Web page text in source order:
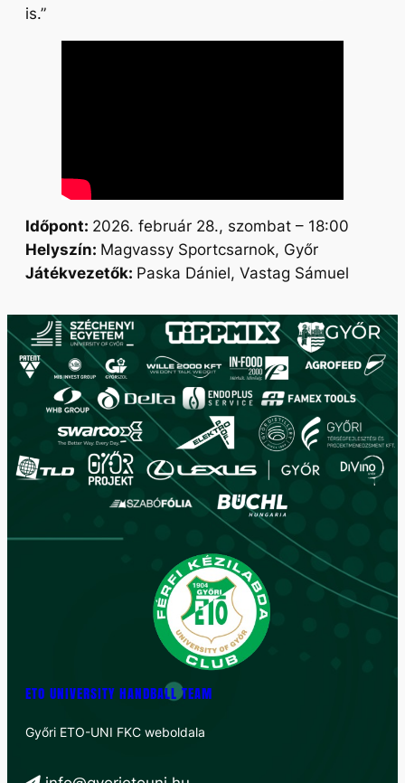
is.”
Időpont: 2026. február 28., szombat – 18:00
Helyszín: Magvassy Sportcsarnok, Győr
Játékvezetők: Paska Dániel, Vastag Sámuel
ETO UNIVERSITY HANDBALL TEAM
Győri ETO-UNI FKC weboldala